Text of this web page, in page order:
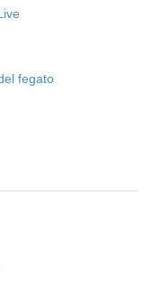
fegato